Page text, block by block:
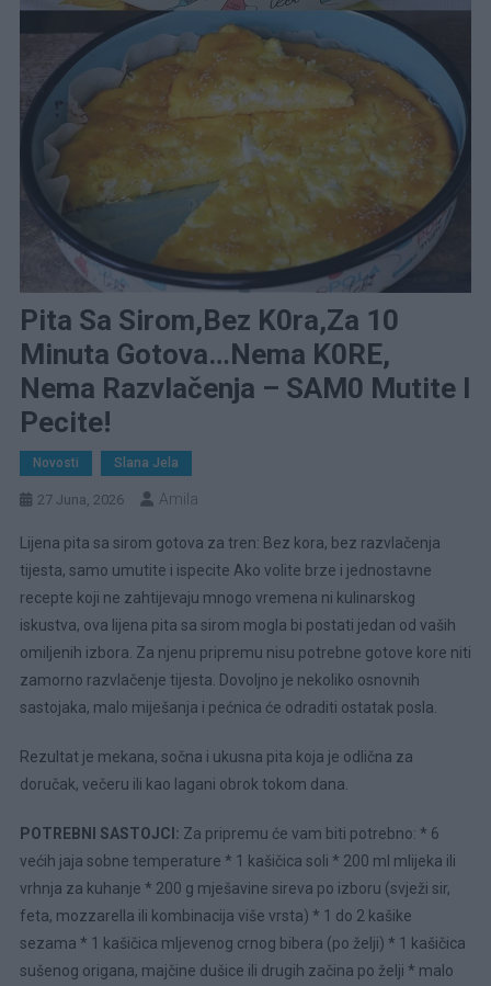
Pita Sa Sirom,bez K0ra,za 10
Minuta Gotova…Nema K0RE,
Nema Razvlačenja – SAM0 Mutite I
Pecite!
Novosti Slana Jela
27 Juna, 2026 Amila
Lijena pita sa sirom gotova za tren: Bez kora, bez razvlačenja
tijesta, samo umutite i ispecite Ako volite brze i jednostavne
recepte koji ne zahtijevaju mnogo vremena ni kulinarskog
iskustva, ova lijena pita sa sirom mogla bi postati jedan od vaših
omiljenih izbora. Za njenu pripremu nisu potrebne gotove kore niti
zamorno razvlačenje tijesta. Dovoljno je nekoliko osnovnih
sastojaka, malo miješanja i pećnica će odraditi ostatak posla.
Rezultat je mekana, sočna i ukusna pita koja je odlična za
doručak, večeru ili kao lagani obrok tokom dana.
POTREBNI SASTOJCI: Za pripremu će vam biti potrebno: * 6
većih jaja sobne temperature * 1 kašičica soli * 200 ml mlijeka ili
vrhnja za kuhanje * 200 g mješavine sireva po izboru (svježi sir,
feta, mozzarella ili kombinacija više vrsta) * 1 do 2 kašike
sezama * 1 kašičica mljevenog crnog bibera (po želji) * 1 kašičica
sušenog origana, majčine dušice ili drugih začina po želji * malo